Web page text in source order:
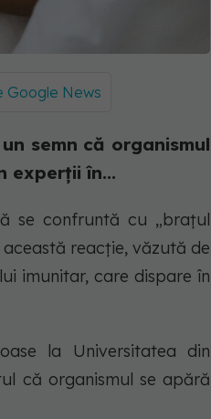
Google News
semn că organismul
experții în...
se confruntă cu „brațul
reacție, văzută de
imunitar, care dispare în
la Universitatea din
că organismul se apără